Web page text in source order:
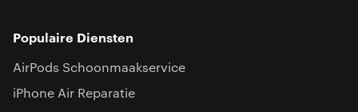
Populaire Diensten
AirPods Schoonmaakservice
iPhone Air Reparatie